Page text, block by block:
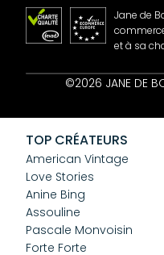
Contact
CGV
Confidentialité
Cookies
Jane de
et à sa
©2026 JANE DE
TOP CRÉATEURS
American Vintage
Love Stories
Anine Bing
Assouline
Pascale Monvoisin
Forte Forte